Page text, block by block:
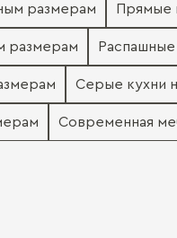
размерам Прямые
размерам
Серые кухни
Современная